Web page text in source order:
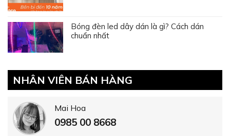
Bóng đèn led dây dán là gì? Cách dán
chuẩn nhất
NHÂN VIÊN BÁN HÀNG
Mai Hoa
0985 00 8668